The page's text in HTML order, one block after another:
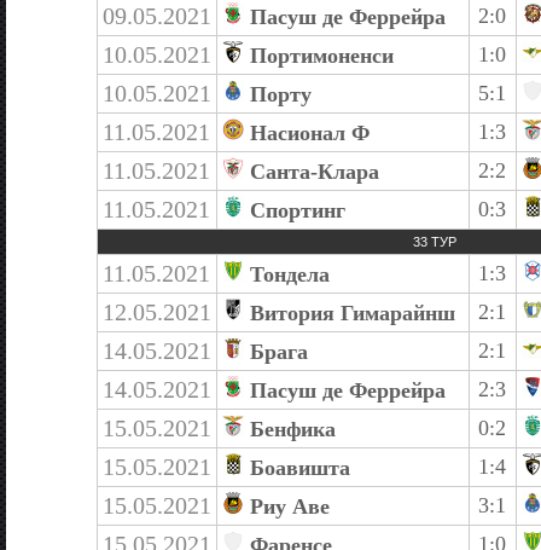
09.05.2021 Пасуш де Феррейра 2:0
10.05.2021 Портимоненси 1:0
10.05.2021 Порту 5:1
11.05.2021 Насионал Ф 1:3
11.05.2021 Санта-Клара 2:2
11.05.2021 Спортинг 0:3
33 ТУР
11.05.2021 Тондела 1:3
12.05.2021 Витория Гимарайнш 2:1
14.05.2021 Брага 2:1
14.05.2021 Пасуш де Феррейра 2:3
15.05.2021 Бенфика 0:2
15.05.2021 Боавишта 1:4
15.05.2021 Риу Аве 3:1
15.05.2021 1:0